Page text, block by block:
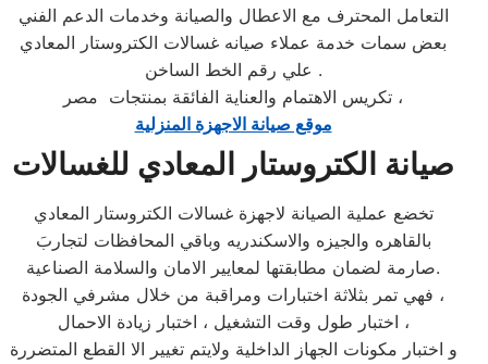
التعامل المحترف مع الاعطال والصيانة وخدمات الدعم الفني
بعض سمات خدمة عملاء صيانه غسالات الكتروستار المعادي
علي رقم الخط الساخن .
تكريس الاهتمام والعناية الفائقة بمنتجات مصر ،
موقع صيانة الاجهزة المنزلية
صيانة الكتروستار المعادي للغسالات
تخضع عملية الصيانة لاجهزة غسالات الكتروستار المعادي
بالقاهره والجيزه والاسكندريه وباقي المحافظات لتجاربَ
صارمة لضمان مطابقتها لمعايير الامان والسلامة الصناعية.
فهي تمر بثلاثة اختبارات ومراقبة من خلال مشرفي الجودة ،
اختبار طول وقت التشغيل ، اختبار زيادة الاحمال ،
و اختبار مكونات الجهاز الداخلية ولايتم تغيير الا القطع المتضررة